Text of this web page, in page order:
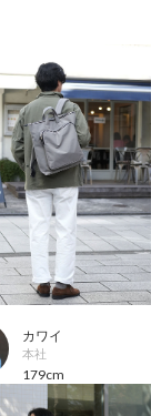
カワイ
本社
179cm